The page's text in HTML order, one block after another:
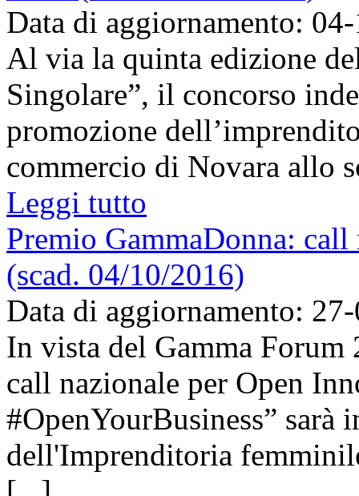
Data di aggiornamento:
Al via la quinta edizione
Singolare”, il concorso
promozione
commercio di Novara allo
Leggi tutto
Premio GammaDonna:
(scad. 04/10/2016)
Data di aggiornamento:
In vista del Gamma Forum
call nazionale per Open
#OpenYourBusiness”
dell'Imprenditoria